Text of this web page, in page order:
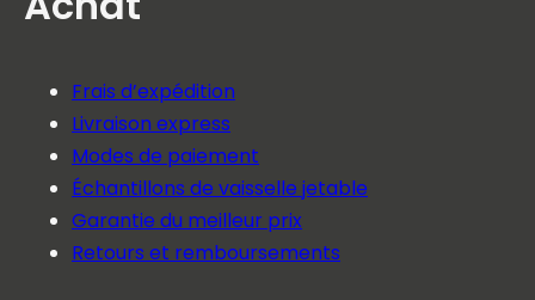
Frais d’expédition
Livraison express
Modes de paiement
Échantillons de vaisselle jetable
Garantie du meilleur prix
Retours et remboursements